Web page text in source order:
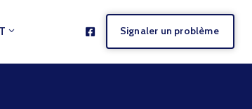
Signaler un problème